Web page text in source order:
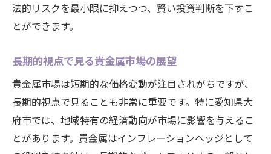
法的リスクを最小限に抑えつつ、賢い投資判断を下すこ
とができます。
長期的視点で見る貴金属市場の展望
貴金属市場は短期的な価格変動が注目されがちですが、
長期的視点で見ることも非常に重要です。特に愛知県大
府市では、地域特有の経済動向が市場に影響を与えるこ
とがあります。貴金属はインフレーションヘッジとして